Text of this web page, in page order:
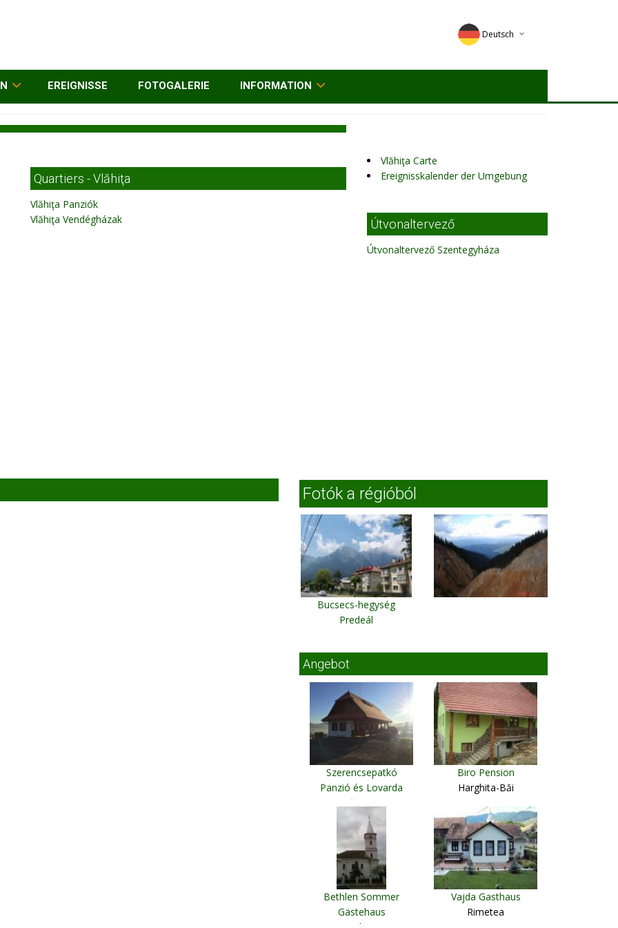
Deutsch
English
EREIGNISSE FOTOGALERIE INFORMATION
Quartiers - Vlăhiţa
Vlăhiţa Panziók
Vlăhiţa Vendégházak
Vlăhiţa Carte
Ereignisskalender der Umgebung
Útvonaltervező
Útvonaltervező Szentegyháza
Fotók a régióból
Bucsecs-hegység
Predeál
Angebot
Szerencsepatkó
Panzió és Lovarda
Tămaşu
Biro Pension
Harghita-Băi
Bethlen Sommer
Gästehaus
Vajda Gasthaus
Rimetea